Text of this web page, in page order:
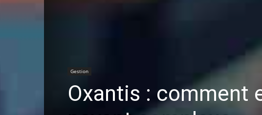
Gestion
Oxantis : comment